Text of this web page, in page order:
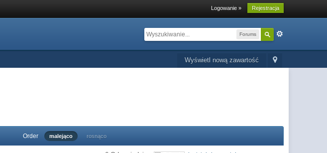
Logowanie » Rejestracja
Forums
Wyświetl nową zawartość
Order malejąco rosnąco